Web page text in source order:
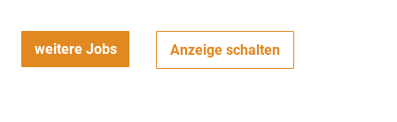
weitere Jobs Anzeige schalten